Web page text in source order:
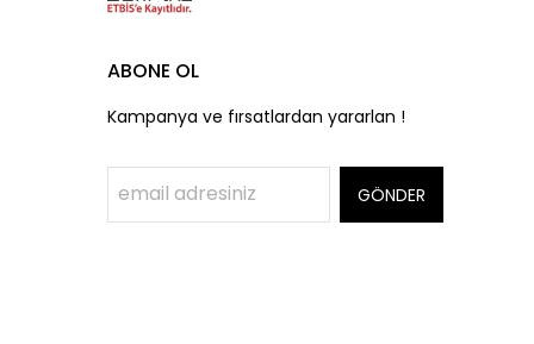
ABONE OL
Kampanya ve fırsatlardan yararlan !
GÖNDER